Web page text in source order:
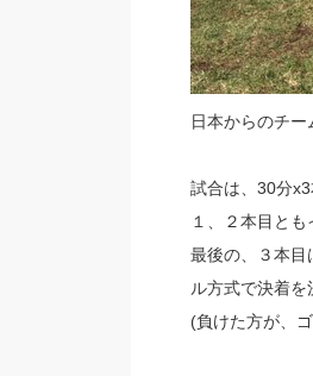
日本からのチ
試合は、30分x3
１、２本目とも
最後の、３本目
ル方式で決着を
(負けた方が、